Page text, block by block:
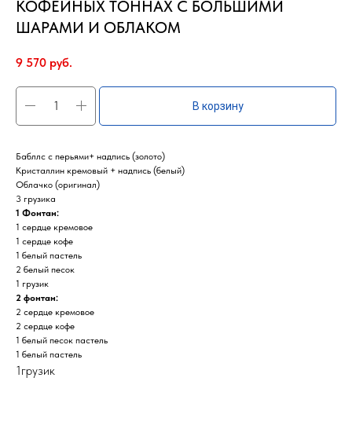
КОФЕЙНЫХ ТОННАХ С БОЛЬШИМИ
ШАРАМИ И ОБЛАКОМ
9 570 руб.
В корзину
Бабллс с перьями+ надпись (золото)
Кристаллин кремовый + надпись (белый)
Облачко (оригинал)
3 грузика
1 Фонтан:
1 сердце кремовое
1 сердце кофе
1 белый пастель
2 белый песок
1 грузик
2 фонтан:
2 сердце кремовое
2 сердце кофе
1 белый песок пастель
1 белый пастель
1грузик